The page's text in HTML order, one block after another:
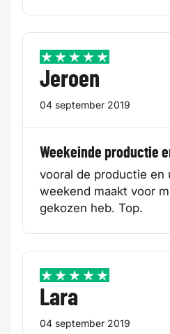
5 / 5
Jeroen
04 september 2019
Weekeinde productie
vooral de productie en
weekend maakt voor
gekozen heb. Top.
5 / 5
Lara
04 september 2019